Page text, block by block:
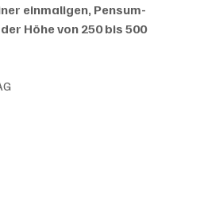
einmaligen, Pensum-
Höhe von 250 bis 500